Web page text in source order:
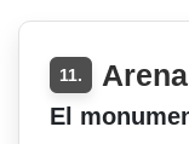
11.
El